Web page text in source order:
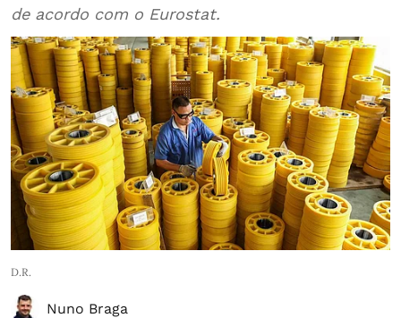
de acordo com o Eurostat.
D.R.
Nuno Braga